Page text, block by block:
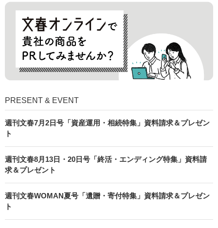
PRESENT & EVENT
週刊文春7月2日号「資産運用・相続特集」資料請求＆プレゼン
ト
週刊文春8月13日・20日号「終活・エンディング特集」資料請
求＆プレゼント
週刊文春WOMAN夏号「遺贈・寄付特集」資料請求＆プレゼン
ト